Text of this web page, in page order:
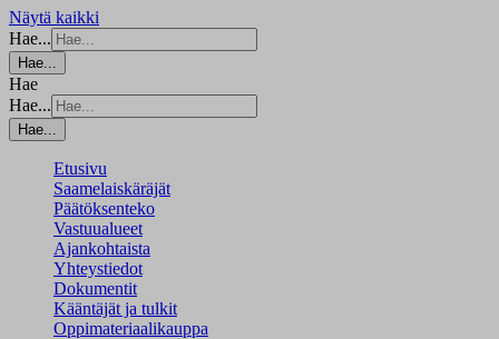
Näytä kaikki
Hae...
Hae...
Hae
Hae...
Hae...
Etusivu
Saamelaiskäräjät
Päätöksenteko
Vastuualueet
Ajankohtaista
Yhteystiedot
Dokumentit
Kääntäjät ja tulkit
Oppimateriaalikauppa